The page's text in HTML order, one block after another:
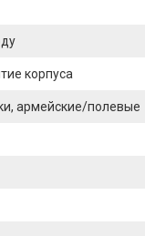
корпуса
армейские/полевые